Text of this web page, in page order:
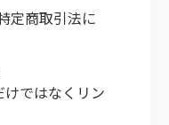
定商取引法に
ではなくリン